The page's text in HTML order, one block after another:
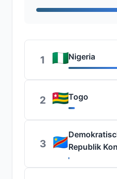
1 Nigeria
2 Togo
3
Republik